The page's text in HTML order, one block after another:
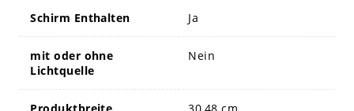
Schirm Enthalten Ja
mit oder ohne
Lichtquelle
Nein